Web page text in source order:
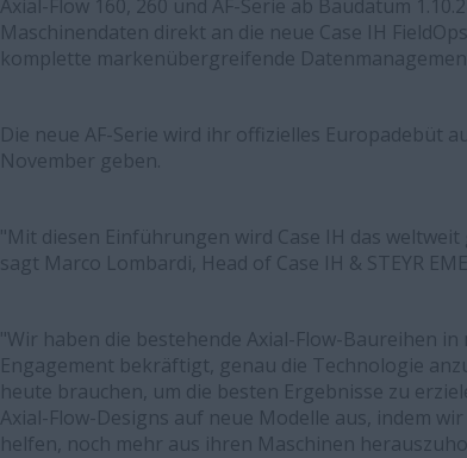
Axial-Flow 160, 260 und AF-Serie ab Baudatum
Maschinendaten direkt an die neue Case IH
komplette markenübergreifende
Die neue AF-Serie wird ihr offizielles Europadebüt
November geben.
"Mit diesen Einführungen wird Case IH das
sagt Marco Lombardi, Head of Case IH & STEYR
"Wir haben die bestehende Axial-Flow-Baureihen
Engagement bekräftigt, genau die Technologie
heute brauchen, um die besten Ergebnisse zu
Axial-Flow-Designs auf neue Modelle aus, indem
helfen, noch mehr aus ihren Maschinen